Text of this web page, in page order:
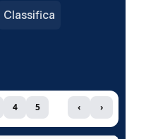
Classifica
4 5 ‹ ›